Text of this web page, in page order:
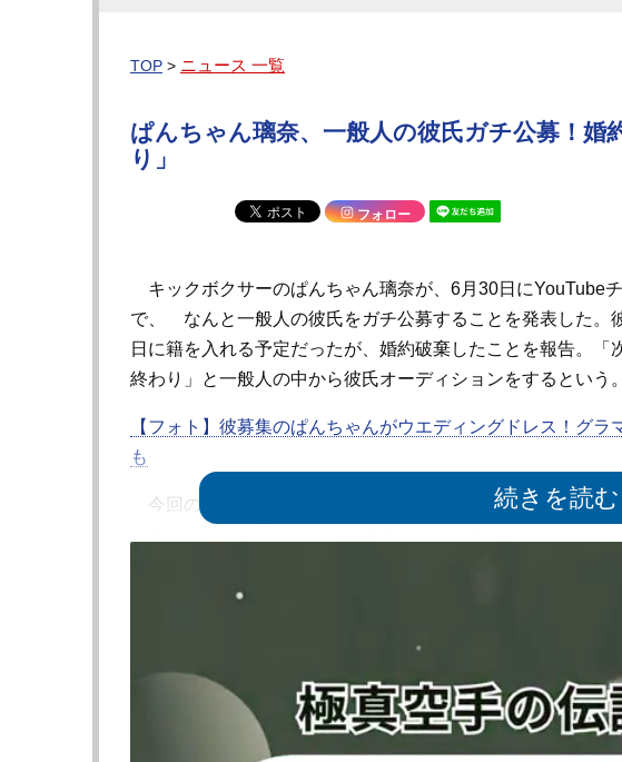
TOP > ニュース 一覧
ぱんちゃん璃奈、一般人の彼氏ガチ公募！婚
り」
フォロー
キックボクサーのぱんちゃん璃奈が、6月30日にYouTube
で、 なんと一般人の彼氏をガチ公募することを発表した。
日に籍を入れる予定だったが、婚約破棄したことを報告。「
終わり」と一般人の中から彼氏オーディションをするという。
【フォト】彼募集のぱんちゃんがウエディングドレス！グラ
も
今回の配信動画でぱんちゃんは、「昨年末にいろいろとあ
ムでトレーニングしている総合格闘家のerikaが今回の動画
相談に乗っていたそうだ。
ぱんちゃんは、婚約破棄になった理由を「相手の浮気なん
告白。「許せない浮気と許せる浮気があって、許せない浮気
で具体的には話せないという。
そうした経緯を振り返りつつ彼女は、「ぱんちゃん璃奈の